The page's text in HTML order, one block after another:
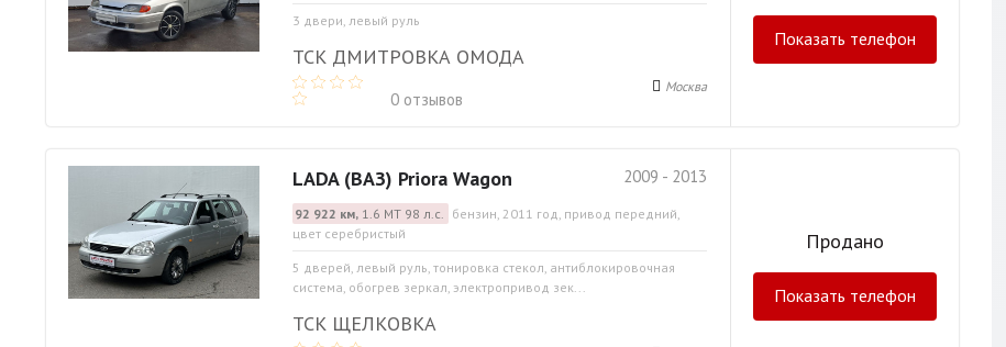
3 двери, левый руль
ТСК ДМИТРОВКА ОМОДА
0 отзывов
Москва
Показать телефон
2009 - 2013
LADA (ВАЗ) Priora Wagon
92 922 км,1.6 МТ 98 л.с. бензин, 2011 год, привод передний,
цвет серебристый
5 дверей, левый руль, тонировка стекол, антиблокировочная
система, обогрев зеркал, электропривод зек...
ТСК ЩЕЛКОВКА
Продано
Показать телефон